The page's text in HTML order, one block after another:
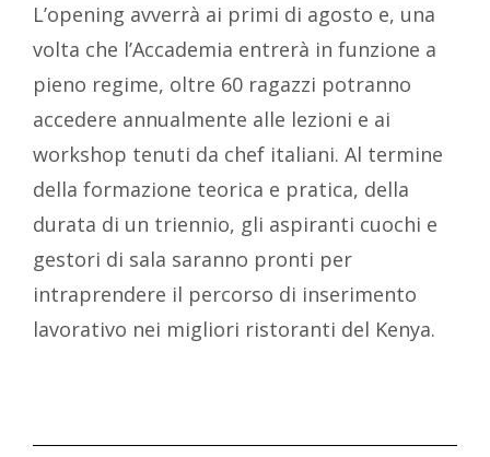
L’opening avverrà ai primi di agosto e, una
volta che l’Accademia entrerà in funzione a
pieno regime, oltre 60 ragazzi potranno
accedere annualmente alle lezioni e ai
workshop tenuti da chef italiani. Al termine
della formazione teorica e pratica, della
durata di un triennio, gli aspiranti cuochi e
gestori di sala saranno pronti per
intraprendere il percorso di inserimento
lavorativo nei migliori ristoranti del Kenya.